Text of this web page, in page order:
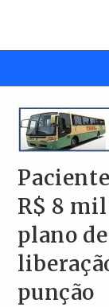
o
R$ 8
plano
punção